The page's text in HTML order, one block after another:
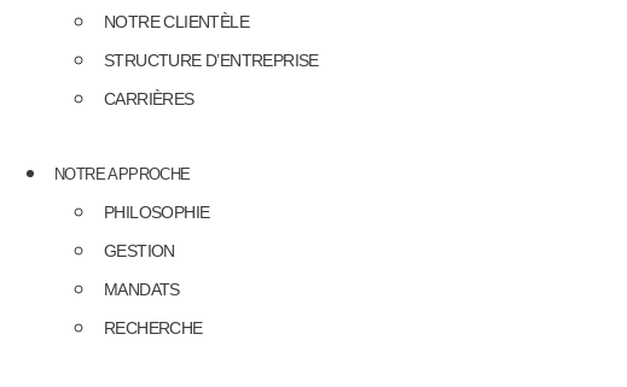
NOTRE CLIENTÈLE
STRUCTURE D’ENTREPRISE
CARRIÈRES
NOTRE APPROCHE
PHILOSOPHIE
GESTION
MANDATS
RECHERCHE